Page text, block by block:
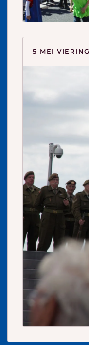
5 MEI